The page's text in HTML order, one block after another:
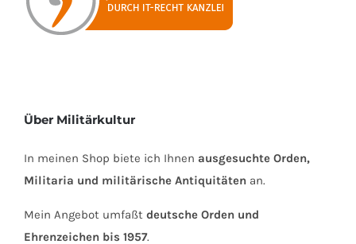
Über Militärkultur
In meinen Shop biete ich Ihnen ausgesuchte Orden,
Militaria und militärische Antiquitäten an.
Mein Angebot umfaßt deutsche Orden und
Ehrenzeichen bis 1957.